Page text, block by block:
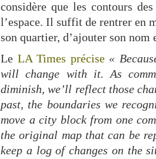
considère que les contours
l’espace. Il suffit de rentrer en
son quartier, d’ajouter son
Le LA Times précise «
will change with it. As
diminish, we’ll reflect those
past, the boundaries we
move a city block from one
the original map that can be
keep a log of changes on the